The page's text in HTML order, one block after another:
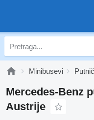
Minibusevi
Mercedes-Benz
Austrije